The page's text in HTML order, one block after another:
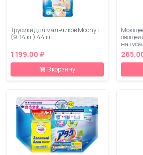
Трусики для мальчиков Moony L
(9-14 кг) 44 шт
1 199.00 ₽
В корзину
овощей